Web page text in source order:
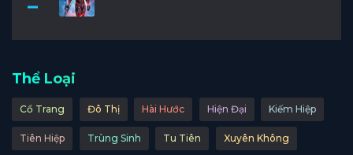
Thể Loại
Cổ Trang Đô Thị Hài Hước Hiện Đại Kiếm Hiệp
Tiên Hiệp Trùng Sinh Tu Tiên Xuyên Không